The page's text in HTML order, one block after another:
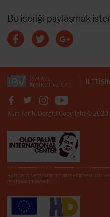
Bu içeriği paylaşmak
Kürt Tarihi Dergisi Copyright © 2020
Kürt Tarih Dergisi’nin dijitalize edilmesi Olof
desteklenmektedir.